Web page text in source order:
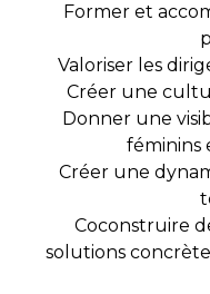
Former et
Valoriser les
Créer une
Donner une
féminins
Créer une
Coconstruire
solutions